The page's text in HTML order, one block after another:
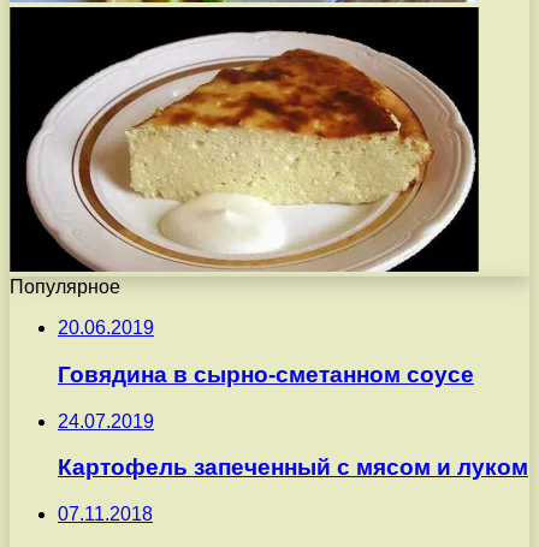
Популярное
20.06.2019
Говядина в сырно-сметанном соусе
24.07.2019
Картофель запеченный с мясом и луком
07.11.2018